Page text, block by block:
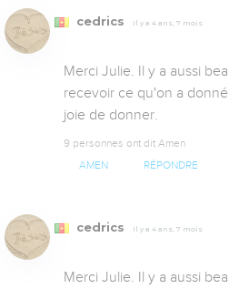
cedrics Il y a 4 ans, 7 mois
Merci Julie. Il y a aussi
recevoir ce qu'on a
joie de donner.
9 personnes ont dit Amen
AMEN RÉPONDRE
cedrics Il y a 4 ans, 7 mois
Merci Julie. Il y a aussi